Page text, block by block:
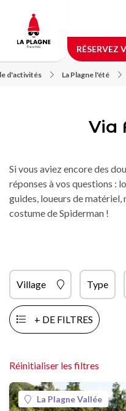
contenu
principal
RÉSERVEZ
d'activités La Plagne l'été
Via
Si vous aviez encore des
réponses à vos questions :
guides, loueurs de matériel,
costume de Spiderman !
Village Type
+ DE FILTRES
Réinitialiser les filtres
La Plagne Vallée